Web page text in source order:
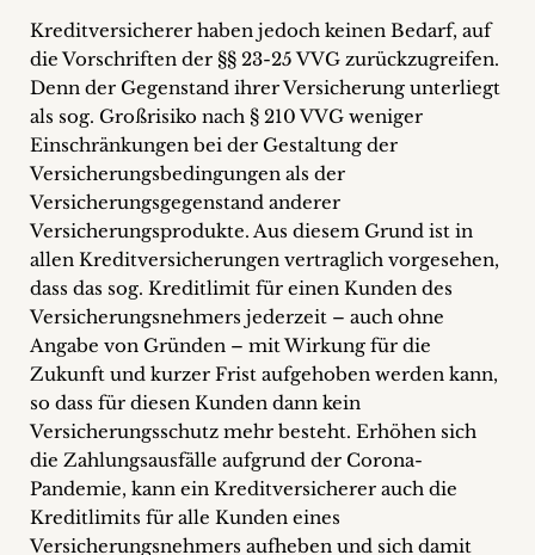
Kreditversicherer haben jedoch keinen Bedarf, auf
die Vorschriften der §§ 23-25 VVG zurückzugreifen.
Denn der Gegenstand ihrer Versicherung unterliegt
als sog. Großrisiko nach § 210 VVG weniger
Einschränkungen bei der Gestaltung der
Versicherungsbedingungen als der
Versicherungsgegenstand anderer
Versicherungsprodukte. Aus diesem Grund ist in
allen Kreditversicherungen vertraglich vorgesehen,
dass das sog. Kreditlimit für einen Kunden des
Versicherungsnehmers jederzeit – auch ohne
Angabe von Gründen – mit Wirkung für die
Zukunft und kurzer Frist aufgehoben werden kann,
so dass für diesen Kunden dann kein
Versicherungsschutz mehr besteht. Erhöhen sich
die Zahlungsausfälle aufgrund der Corona-
Pandemie, kann ein Kreditversicherer auch die
Kreditlimits für alle Kunden eines
Versicherungsnehmers aufheben und sich damit